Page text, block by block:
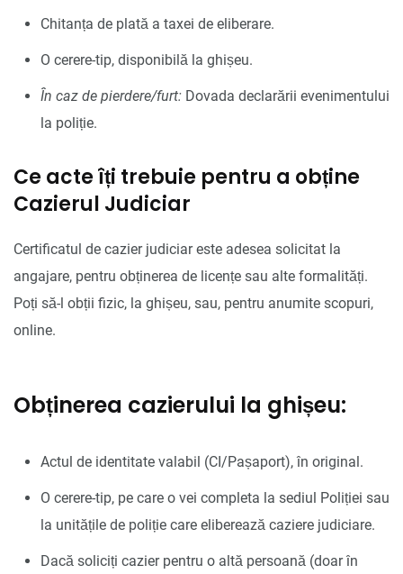
Chitanța de plată a taxei de eliberare.
O cerere-tip, disponibilă la ghișeu.
În caz de pierdere/furt: Dovada declarării evenimentului
la poliție.
Ce acte îți trebuie pentru a obține
Cazierul Judiciar
Certificatul de cazier judiciar este adesea solicitat la
angajare, pentru obținerea de licențe sau alte formalități.
Poți să-l obții fizic, la ghișeu, sau, pentru anumite scopuri,
online.
Obținerea cazierului la ghișeu:
Actul de identitate valabil (CI/Pașaport), în original.
O cerere-tip, pe care o vei completa la sediul Poliției sau
la unitățile de poliție care eliberează caziere judiciare.
Dacă soliciți cazier pentru o altă persoană (doar în